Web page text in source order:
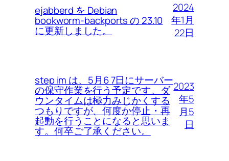
ejabberd を Debian
bookworm-backports の 23.10
に更新しました。
2024
年1月
22日
step im は、5月6 7日にサーバー
の保守作業を行う予定です。ダ
ウンタイムは極力みじかくする
つもりですが、何度か停止・再
起動を行うことになると思いま
す。何卒ご了承ください。
2023
年5
月5
日